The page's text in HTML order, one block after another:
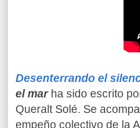
Desenterrando el
el mar ha sido escrito
Queralt Solé. Se
empeño colectivo de la